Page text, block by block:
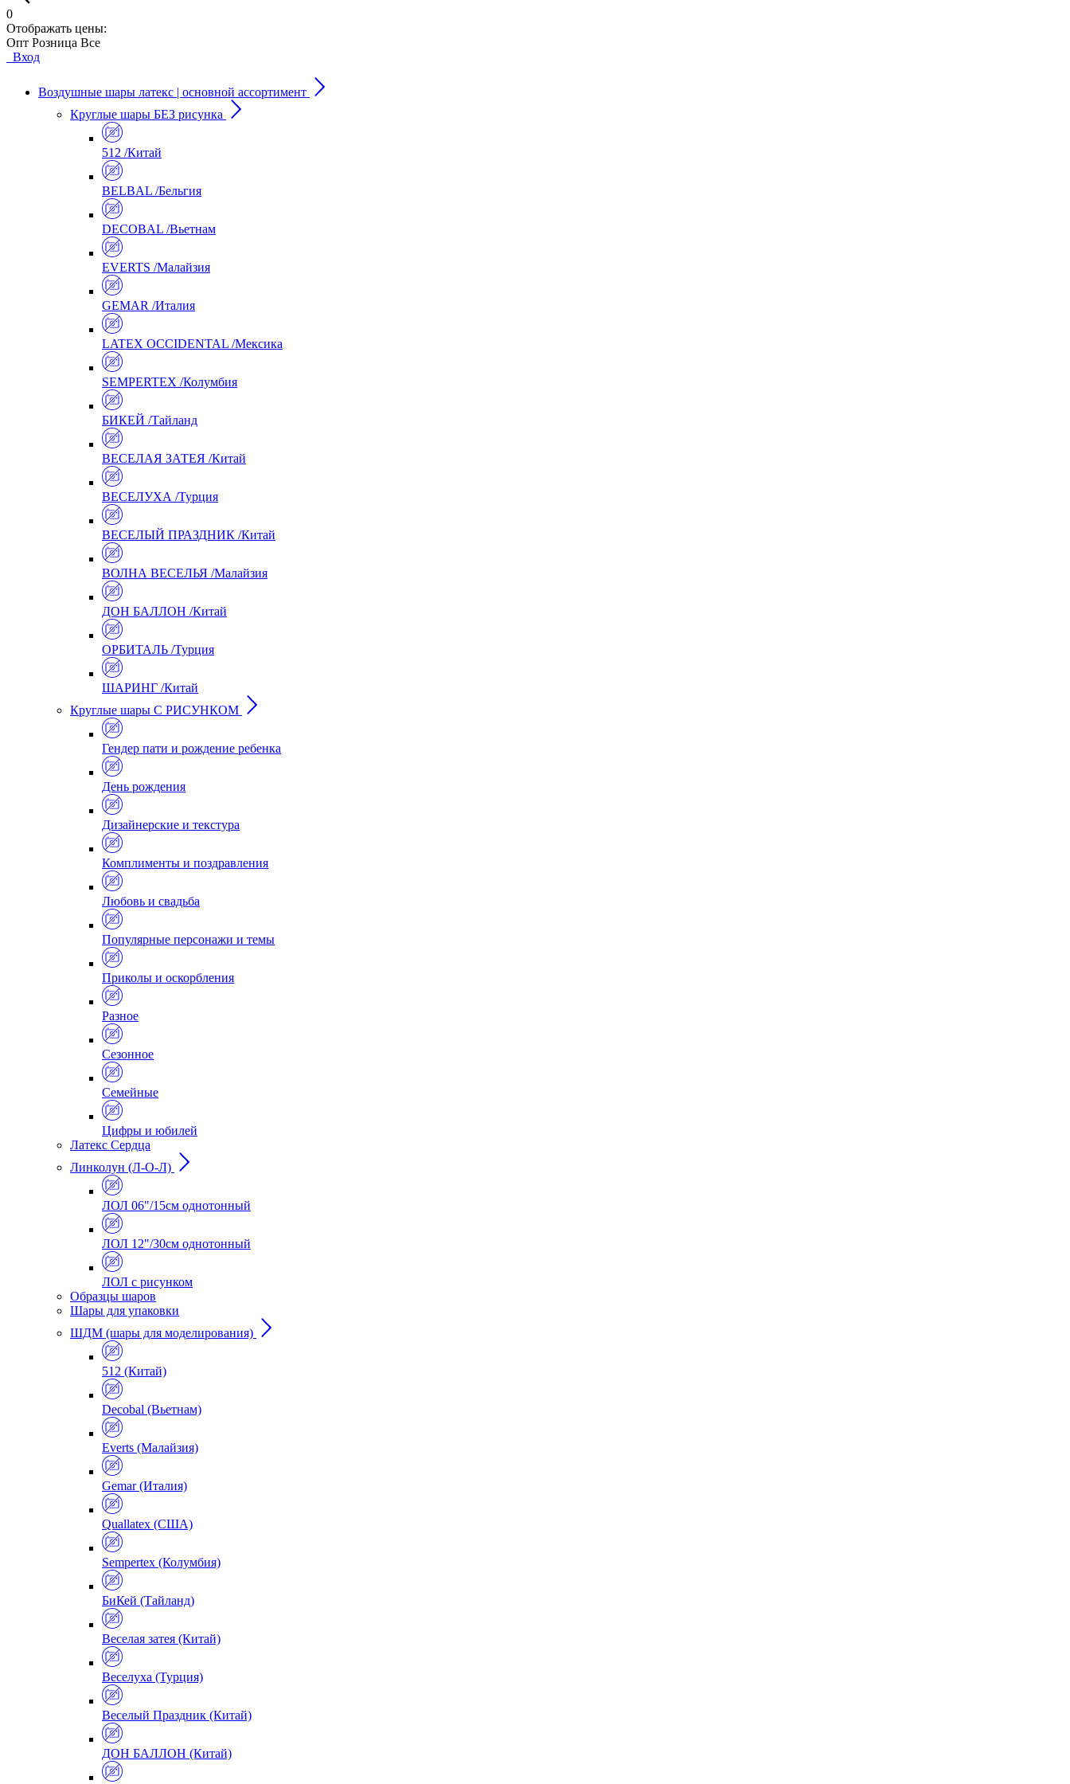
0
Отображать цены:
Опт Розница Все
Вход
Воздушные шары латекс | основной ассортимент
Круглые шары БЕЗ рисунка
512 /Китай
BELBAL /Бельгия
DECOBAL /Вьетнам
EVERTS /Малайзия
GEMAR /Италия
LATEX OCCIDENTAL /Мексика
SEMPERTEX /Колумбия
БИКЕЙ /Тайланд
ВЕСЕЛАЯ ЗАТЕЯ /Китай
ВЕСЕЛУХА /Турция
ВЕСЕЛЫЙ ПРАЗДНИК /Китай
ВОЛНА ВЕСЕЛЬЯ /Малайзия
ДОН БАЛЛОН /Китай
ОРБИТАЛЬ /Турция
ШАРИНГ /Китай
Круглые шары С РИСУНКОМ
Гендер пати и рождение ребенка
День рождения
Дизайнерские и текстура
Комплименты и поздравления
Любовь и свадьба
Популярные персонажи и темы
Приколы и оскорбления
Разное
Сезонное
Семейные
Цифры и юбилей
Латекс Сердца
Линколун (Л-О-Л)
ЛОЛ 06"/15см однотонный
ЛОЛ 12"/30см однотонный
ЛОЛ с рисунком
Образцы шаров
Шары для упаковки
ШДМ (шары для моделирования)
512 (Китай)
Decobal (Вьетнам)
Everts (Малайзия)
Gemar (Италия)
Quallatex (США)
Sempertex (Колумбия)
БиКей (Тайланд)
Веселая затея (Китай)
Веселуха (Турция)
Веселый Праздник (Китай)
ДОН БАЛЛОН (Китай)